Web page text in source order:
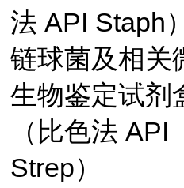
法 API Staph
链球菌及相关
生物鉴定试剂
（比色法 API
Strep）